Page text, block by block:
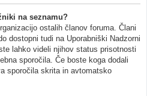
na seznamu?
ostalih članov foruma. Člani
dostopni tudi na Uporabniški Nadzorni
lahko videli njihov status prisotnosti
sporočila. Če boste koga dodali
sporočila skrita in avtomatsko